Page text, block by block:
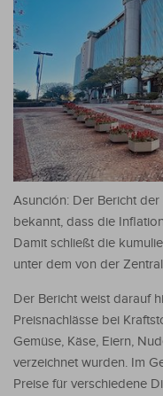
Asunción: Der Bericht
bekannt, dass die
Damit schließt die
unter dem von der
Der Bericht weist darauf
Preisnachlässe bei
Gemüse, Käse, Eiern,
verzeichnet wurden. Im
Preise für verschiedene